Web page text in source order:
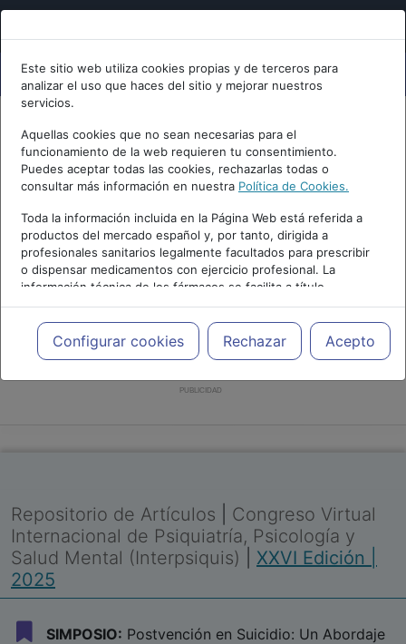
Este sitio web utiliza cookies propias y de terceros para
analizar el uso que haces del sitio y mejorar nuestros
servicios.
Aquellas cookies que no sean necesarias para el
funcionamiento de la web requieren tu consentimiento.
Puedes aceptar todas las cookies, rechazarlas todas o
consultar más información en nuestra Política de Cookies.
Toda la información incluida en la Página Web está referida a
productos del mercado español y, por tanto, dirigida a
profesionales sanitarios legalmente facultados para prescribir
o dispensar medicamentos con ejercicio profesional. La
información técnica de los fármacos se facilita a título
meramente informativo, siendo responsabilidad de los
profesionales facultados prescribir medicamentos y decidir, en
cada caso concreto, el tratamiento más adecuado a las
necesidades del paciente.
Configurar cookies Rechazar Acepto
PUBLICIDAD
Repositorio de Artículos
Congreso Virtual
Internacional de Psiquiatría, Psicología y
Salud Mental (Interpsiquis)
XXVI Edición |
2025
SIMPOSIO: Postvención en Suicidio: Un Abordaje